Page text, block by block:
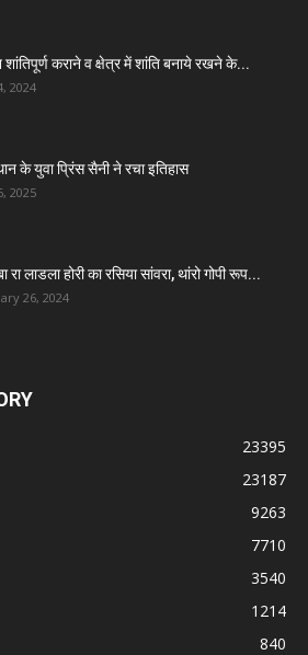
शांतिपूर्ण कराने व क्षेत्र में शांति बनाये रखने के...
2024
के युवा प्रिंस सैनी ने रचा इतिहास
2025
रा लाडला होरी का रसिया सांवरा, थांरो गोपी रूप...
26, 2024
23395
23187
9263
7710
3540
1214
840